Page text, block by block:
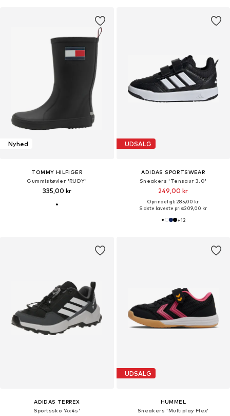
Nyhed
TOMMY HILFIGER
Gummistøvler 'RUDY'
335,00 kr
UDSALG
ADIDAS SPORTSWEAR
Sneakers 'Tensaur 3.0'
249,00 kr
Oprindeligt: 285,00 kr
Sidste laveste pris:209,00 kr
+12
ADIDAS TERREX
Sportssko 'Ax4s'
UDSALG
HUMMEL
Sneakers 'Multiplay Flex'